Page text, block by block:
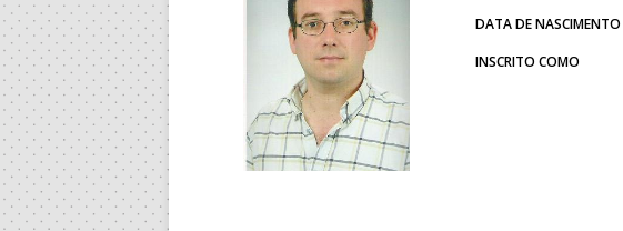
DATA DE NASCIMENTO
INSCRITO COMO